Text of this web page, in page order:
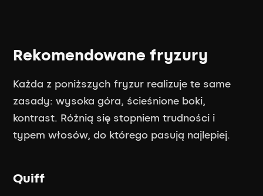
Rekomendowane fryzury
Każda z poniższych fryzur realizuje te same
zasady: wysoka góra, ścieśnione boki,
kontrast. Różnią się stopniem trudności i
typem włosów, do którego pasują najlepiej.
Quiff